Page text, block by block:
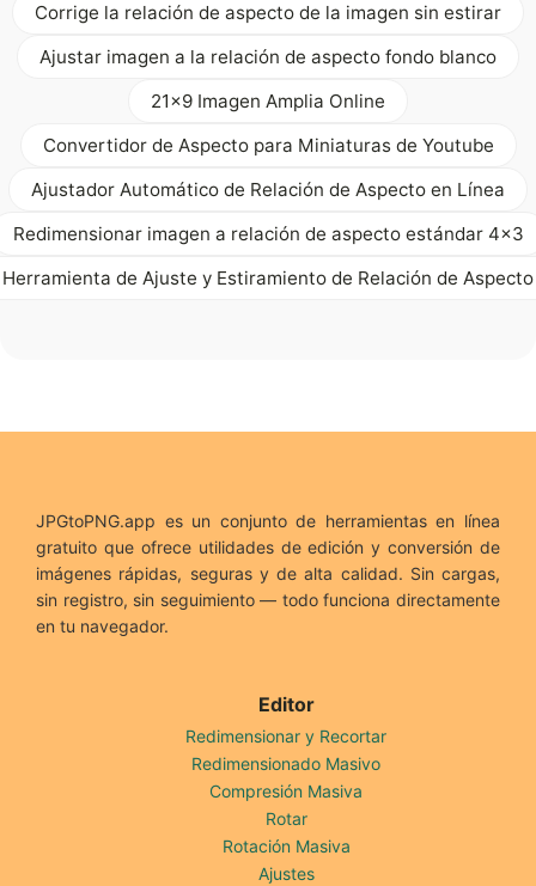
Corrige la relación de aspecto de la imagen sin estirar
Ajustar imagen a la relación de aspecto fondo blanco
21x9 Imagen Amplia Online
Convertidor de Aspecto para Miniaturas de Youtube
Ajustador Automático de Relación de Aspecto en Línea
Redimensionar imagen a relación de aspecto estándar 4x3
Herramienta de Ajuste y Estiramiento de Relación de Aspecto
JPGtoPNG.app es un conjunto de herramientas en línea
gratuito que ofrece utilidades de edición y conversión de
imágenes rápidas, seguras y de alta calidad. Sin cargas,
sin registro, sin seguimiento — todo funciona directamente
en tu navegador.
Editor
Redimensionar y Recortar
Redimensionado Masivo
Compresión Masiva
Rotar
Rotación Masiva
Ajustes